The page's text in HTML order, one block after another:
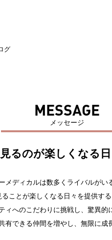
グ
MESSAGE
メッセージ
るのが楽しくなる
メディカルは数多くライバルがい
ることが楽しくなる日々を提供す
ィへのこだわりに挑戦し、驚異的
有できる仲間を増やし、無限に成